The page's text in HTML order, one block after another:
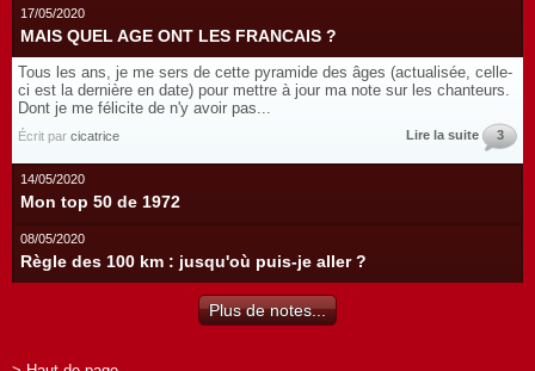
17/05/2020
MAIS QUEL AGE ONT LES FRANCAIS ?
Tous les ans, je me sers de cette pyramide des âges (actualisée, celle-
ci est la dernière en date) pour mettre à jour ma note sur les chanteurs.
Dont je me félicite de n'y avoir pas...
Écrit par cicatrice Lire la suite 3
14/05/2020
Mon top 50 de 1972
08/05/2020
Règle des 100 km : jusqu'où puis-je aller ?
Plus de notes...